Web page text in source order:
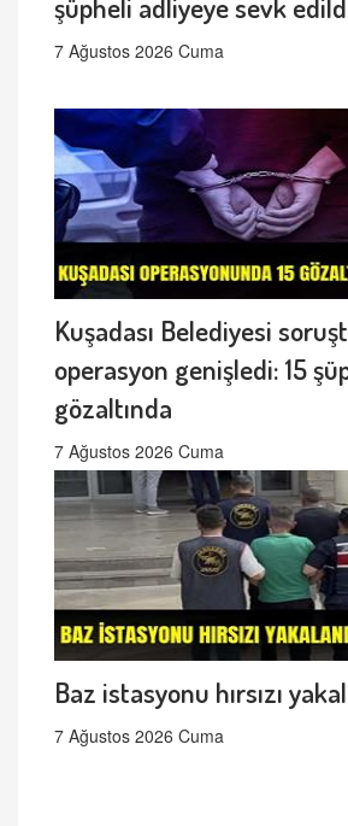
7 Ağustos 2026 Cuma
Kuşadası Belediyesi
operasyon genişledi: 15
gözaltında
7 Ağustos 2026 Cuma
Baz istasyonu hırsızı
7 Ağustos 2026 Cuma